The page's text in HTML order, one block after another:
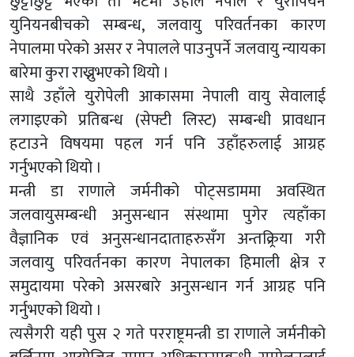
युनियनबीचको सम्बन्ध, जलवायु परिवर्तनका कारण
नेपालमा परेको असर र नेपालले पाउनुपर्ने जलवायु न्यायका
बारेमा कुरा राख्नुभएको थियो ।
साथै उहाँले युरोपेली आकासमा नेपाली वायु सेवालाई
लगाइएको प्रतिबन्ध (सेफ्टी लिस्ट) सम्बन्धी प्रावधान
हटाउने विषयमा पहल गर्न पनि उहाँहरुलाई आग्रह
गर्नुभएको थियो ।
मन्त्री डा राणाले जर्मनीको पोट्सडाममा अवस्थित
जलवायुसम्बन्धी अनुसन्धान संस्थामा पुगेर त्यहाँका
वैज्ञानिक एवं अनुसन्धानदाताहरुसँग अन्तक्र्रिया गरी
जलवायु परिवर्तनका कारण नेपालका हिमाली क्षेत्र र
समुदायमा परेको असरबारे अनुसन्धान गर्न आग्रह पनि
गर्नुभएको थियो ।
त्यसैगरी यही पुस २ गते परराष्ट्रमन्त्री डा राणाले जर्मनीको